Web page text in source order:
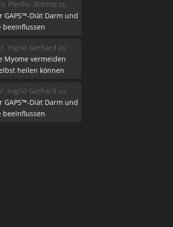
Pfeiffer-Böhme zu
GAPS™-Diät Darm und
beeinflussen
Ingrid Gerhard zu
Myome vermeiden
heilen können
Ingrid Gerhard zu
GAPS™-Diät Darm und
beeinflussen